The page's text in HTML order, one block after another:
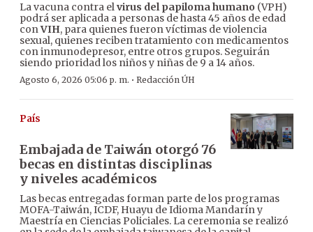
La vacuna contra elvirus del papiloma humano (VPH)
podrá ser aplicada a personas de hasta 45 años de edad
conVIH, para quienes fueron víctimas de violencia
sexual, quienes reciben tratamiento con medicamentos
con inmunodepresor, entre otros grupos. Seguirán
siendo prioridad los niños y niñas de 9 a 14 años.
Agosto 6, 2026 05:06 p. m. · Redacción ÚH
País
Embajada de Taiwán otorgó 76
becas en distintas disciplinas
y niveles académicos
Las becas entregadas forman parte de los programas
MOFA-Taiwán, ICDF, Huayu de Idioma Mandarín y
Maestría en Ciencias Policiales. La ceremonia se realizó